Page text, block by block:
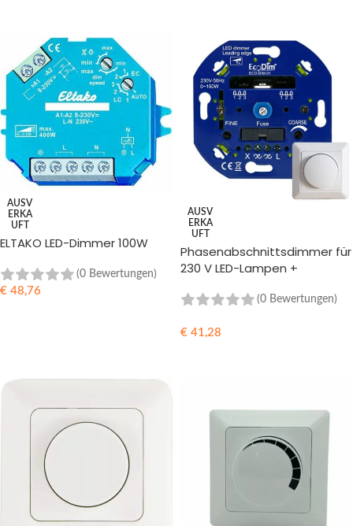
AUSV
ERKA
UFT
ELTAKO LED-Dimmer 100W
(0 Bewertungen)
€ 48,76
AUSV
ERKA
UFT
Phasenabschnittsdimmer für
230 V LED-Lampen +
(0 Bewertungen)
€ 41,28